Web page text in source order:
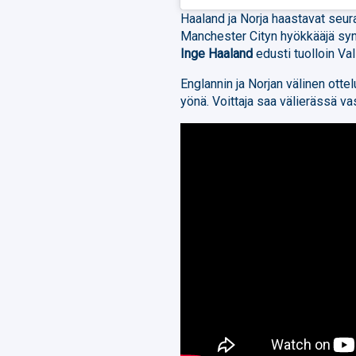
Haaland ja Norja haastavat
Manchester Cityn hyökkääjä
Inge Haalandedusti tuolloin
Englannin ja Norjan välinen
yönä. Voittaja saa välierässä